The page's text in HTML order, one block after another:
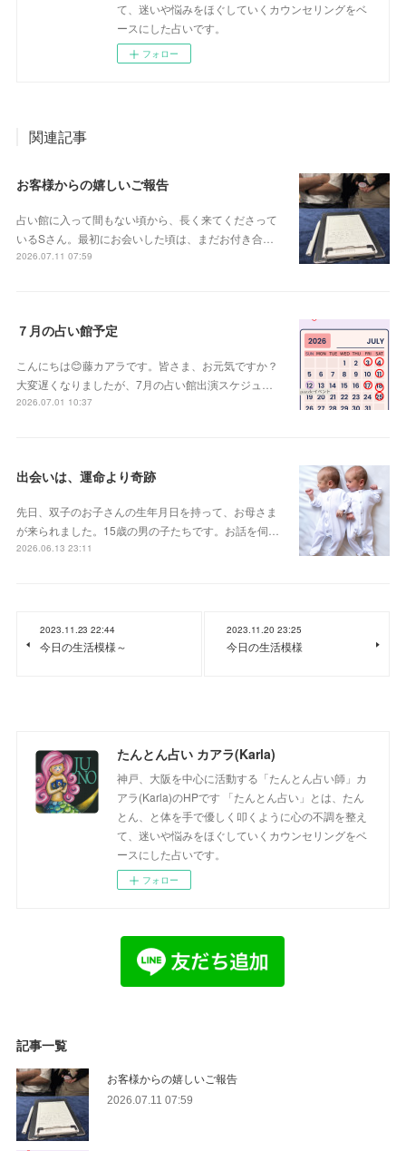
て、迷いや悩みをほぐしていくカウンセリングをベ
ースにした占いです。
フォロー
関連記事
お客様からの嬉しいご報告
占い館に入って間もない頃から、長く来てくださって
いるSさん。最初にお会いした頃は、まだお付き合…
2026.07.11 07:59
７月の占い館予定
こんにちは😊藤カアラです。皆さま、お元気ですか？
大変遅くなりましたが、7月の占い館出演スケジュ…
2026.07.01 10:37
出会いは、運命より奇跡
先日、双子のお子さんの生年月日を持って、お母さま
が来られました。15歳の男の子たちです。お話を伺…
2026.06.13 23:11
2023.11.23 22:44
今日の生活模様～
2023.11.20 23:25
今日の生活模様
たんとん占い カアラ(Karla)
神戸、大阪を中心に活動する「たんとん占い師」カ
アラ(Karla)のHPです 「たんとん占い」とは、たん
とん、と体を手で優しく叩くように心の不調を整え
て、迷いや悩みをほぐしていくカウンセリングをベ
ースにした占いです。
フォロー
記事一覧
お客様からの嬉しいご報告
2026.07.11 07:59